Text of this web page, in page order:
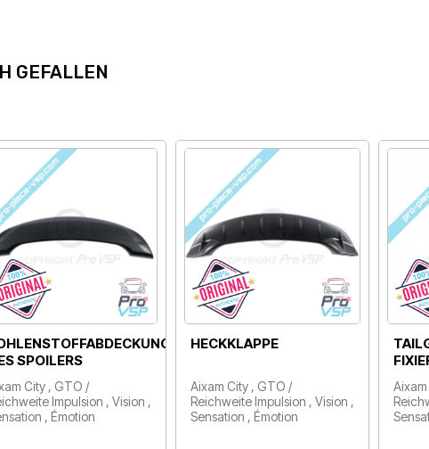
GEFALLEN
SPOILERS
City , GTO /
Impulsion , Vision ,
, Émotion
HECKKLAPPE
Aixam City , GTO /
Reichweite Impulsion , Vision ,
Sensation , Émotion